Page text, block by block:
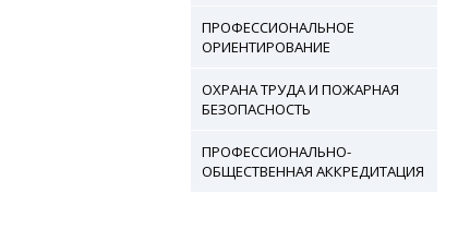
ПРОФЕССИОНАЛЬНОЕ
ОРИЕНТИРОВАНИЕ
ОХРАНА ТРУДА И ПОЖАРНАЯ
БЕЗОПАСНОСТЬ
ПРОФЕССИОНАЛЬНО-
ОБЩЕСТВЕННАЯ АККРЕДИТАЦИЯ